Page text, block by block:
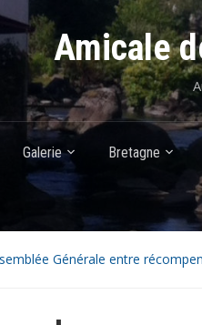
Amicale
Galerie Bretagne
Générale entre